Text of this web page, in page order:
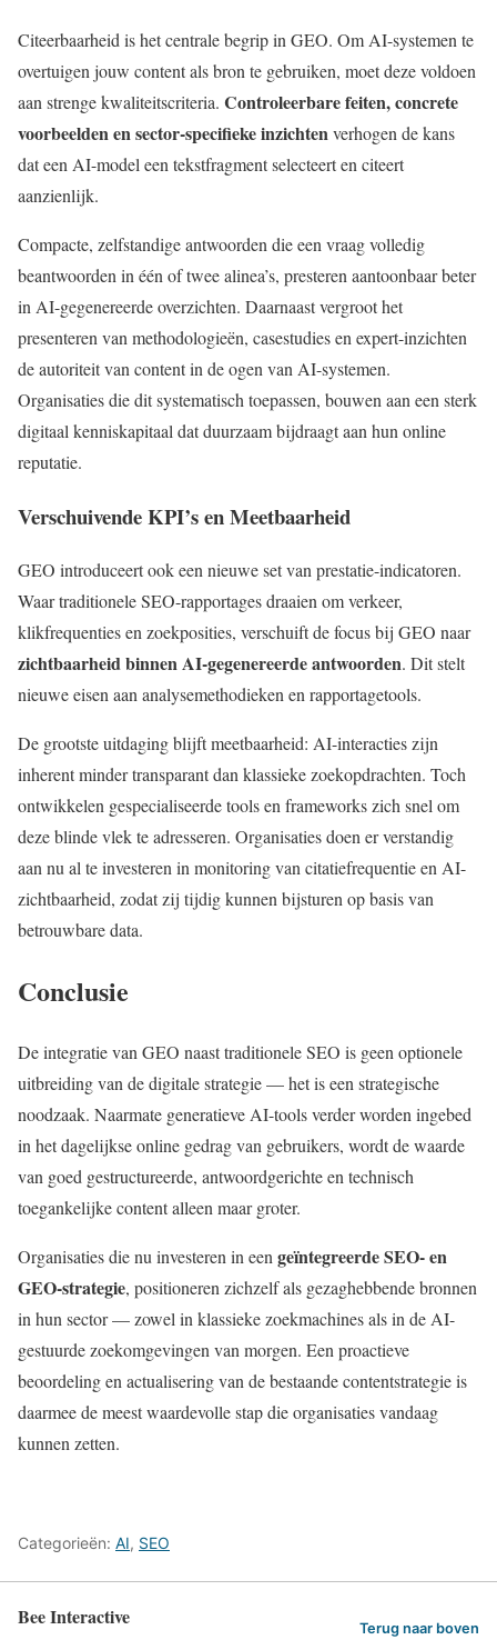
Citeerbaarheid is het centrale begrip in GEO. Om AI-systemen te
overtuigen jouw content als bron te gebruiken, moet deze voldoen
aan strenge kwaliteitscriteria. Controleerbare feiten, concrete
voorbeelden en sector-specifieke inzichtenverhogen de kans
dat een AI-model een tekstfragment selecteert en citeert
aanzienlijk.
Compacte, zelfstandige antwoorden die een vraag volledig
beantwoorden in één of twee alinea’s, presteren aantoonbaar beter
in AI-gegenereerde overzichten. Daarnaast vergroot het
presenteren van methodologieën, casestudies en expert-inzichten
de autoriteit van content in de ogen van AI-systemen.
Organisaties die dit systematisch toepassen, bouwen aan een sterk
digitaal kenniskapitaal dat duurzaam bijdraagt aan hun online
reputatie.
Verschuivende KPI’s en Meetbaarheid
GEO introduceert ook een nieuwe set van prestatie-indicatoren.
Waar traditionele SEO-rapportages draaien om verkeer,
klikfrequenties en zoekposities, verschuift de focus bij GEO naar
zichtbaarheid binnen AI-gegenereerde antwoorden. Dit stelt
nieuwe eisen aan analysemethodieken en rapportagetools.
De grootste uitdaging blijft meetbaarheid: AI-interacties zijn
inherent minder transparant dan klassieke zoekopdrachten. Toch
ontwikkelen gespecialiseerde tools en frameworks zich snel om
deze blinde vlek te adresseren. Organisaties doen er verstandig
aan nu al te investeren in monitoring van citatiefrequentie en AI-
zichtbaarheid, zodat zij tijdig kunnen bijsturen op basis van
betrouwbare data.
Conclusie
De integratie van GEO naast traditionele SEO is geen optionele
uitbreiding van de digitale strategie — het is een strategische
noodzaak. Naarmate generatieve AI-tools verder worden ingebed
in het dagelijkse online gedrag van gebruikers, wordt de waarde
van goed gestructureerde, antwoordgerichte en technisch
toegankelijke content alleen maar groter.
Organisaties die nu investeren in eengeïntegreerde SEO- en
GEO-strategie, positioneren zichzelf als gezaghebbende bronnen
in hun sector — zowel in klassieke zoekmachines als in de AI-
gestuurde zoekomgevingen van morgen. Een proactieve
beoordeling en actualisering van de bestaande contentstrategie is
daarmee de meest waardevolle stap die organisaties vandaag
kunnen zetten.
Categorieën: AI, SEO
Bee Interactive Terug naar boven